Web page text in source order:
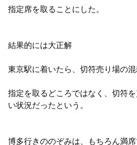
指定席を取ることにした。
結果的には大正解
東京駅に着いたら、切符売り場の混
指定を取るどころではなく、切符
い状況だったという。
博多行きののぞみは、もちろん満席